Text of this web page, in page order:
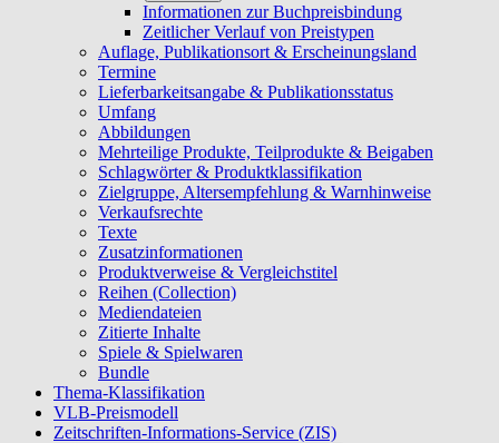
Informationen zur Buchpreisbindung
Zeitlicher Verlauf von Preistypen
Auflage, Publikationsort & Erscheinungsland
Termine
Lieferbarkeitsangabe & Publikationsstatus
Umfang
Abbildungen
Mehrteilige Produkte, Teilprodukte & Beigaben
Schlagwörter & Produktklassifikation
Zielgruppe, Altersempfehlung & Warnhinweise
Verkaufsrechte
Texte
Zusatzinformationen
Produktverweise & Vergleichstitel
Reihen (Collection)
Mediendateien
Zitierte Inhalte
Spiele & Spielwaren
Bundle
Thema-Klassifikation
VLB-Preismodell
Zeitschriften-Informations-Service (ZIS)